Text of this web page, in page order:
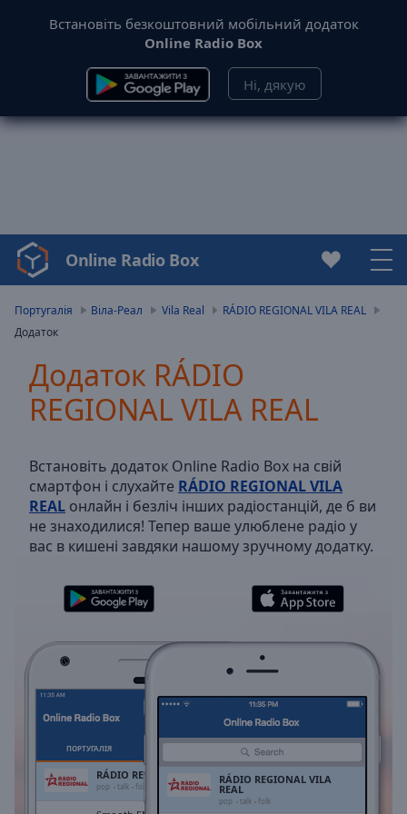
Встановіть безкоштовний мобільний додаток
Online Radio Box
Ні, дякую
Video
Player
loading.
Video
Play
Skip
Backward
Mute
Current
Time0:00
Duration -:-
Seek to
live,
behind
Remaining
Online Radio Box
Португалія Віла-Реал Vila Real
RÁDIO REGIONAL VILA REAL
Додаток
Додаток RÁDIO
REGIONAL VILA REAL
Встановіть додаток Online Radio Box на свій
смартфон і слухайте RÁDIO REGIONAL VILA
REAL онлайн і безліч інших радіостанцій, де б ви
не знаходилися! Тепер ваше улюблене радіо у
вас в кишені завдяки нашому зручному додатку.
ПОРТУГАЛІЯ
RÁDIO REGIONAL VILA REAL
pop talk folk
RÁDIO REGIONAL VILA
REAL
pop talk folk